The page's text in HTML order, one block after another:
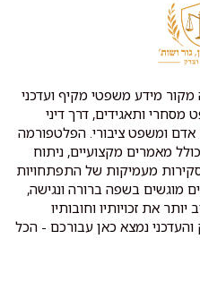
מידע משפטי מקיף ועדכני
ותאגידים, דרך דיני
אדם ומשפט ציבורי. הפלטפורמה
מאמרים מקצועיים, ניתוח
מעמיקות של התפתחויות
מוגשים בשפה ברורה ונגישה,
את זכויותיו וחובותיו
נמצא כאן עבורכם - הכל